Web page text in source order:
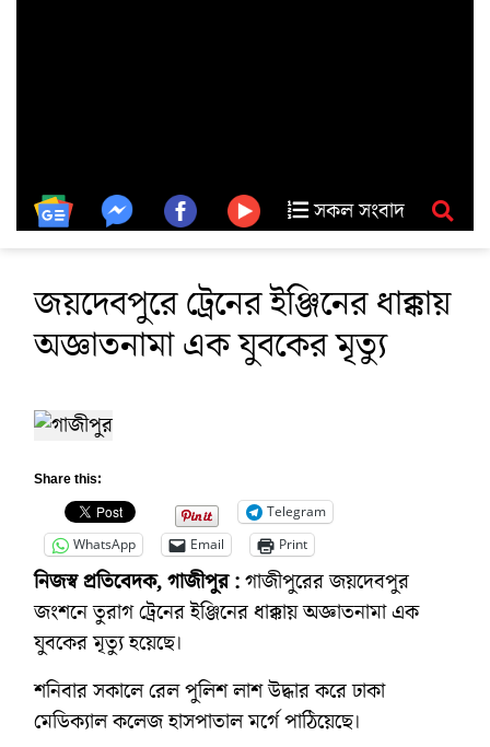
সকল সংবাদ
জয়দেবপুরে ট্রেনের ইঞ্জিনের ধাক্কায়
অজ্ঞাতনামা এক যুবকের মৃত্যু
Share this:
Telegram
WhatsApp
Email Print
নিজস্ব প্রতিবেদক, গাজীপুর :গাজীপুরের জয়দেবপুর
জংশনে তুরাগ ট্রেনের ইঞ্জিনের ধাক্কায় অজ্ঞাতনামা এক
যুবকের মৃত্যু হয়েছে।
শনিবার সকালে রেল পুলিশ লাশ উদ্ধার করে ঢাকা
মেডিক্যাল কলেজ হাসপাতাল মর্গে পাঠিয়েছে।